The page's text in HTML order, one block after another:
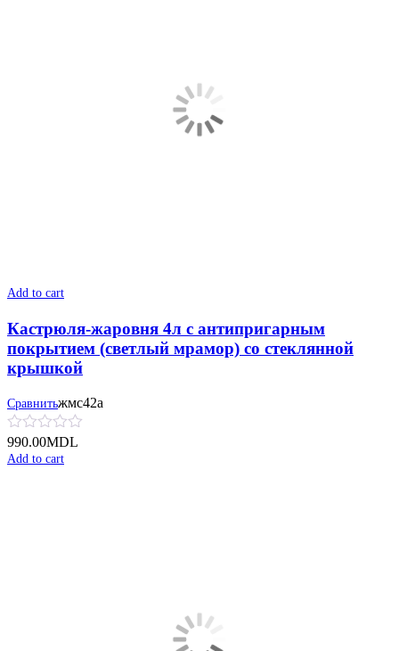
Add to cart
Кастрюля-жаровня 4л с антипригарным
покрытием (светлый мрамор) со стеклянной
крышкой
Сравнитьжмс42а
990.00MDL
Add to cart